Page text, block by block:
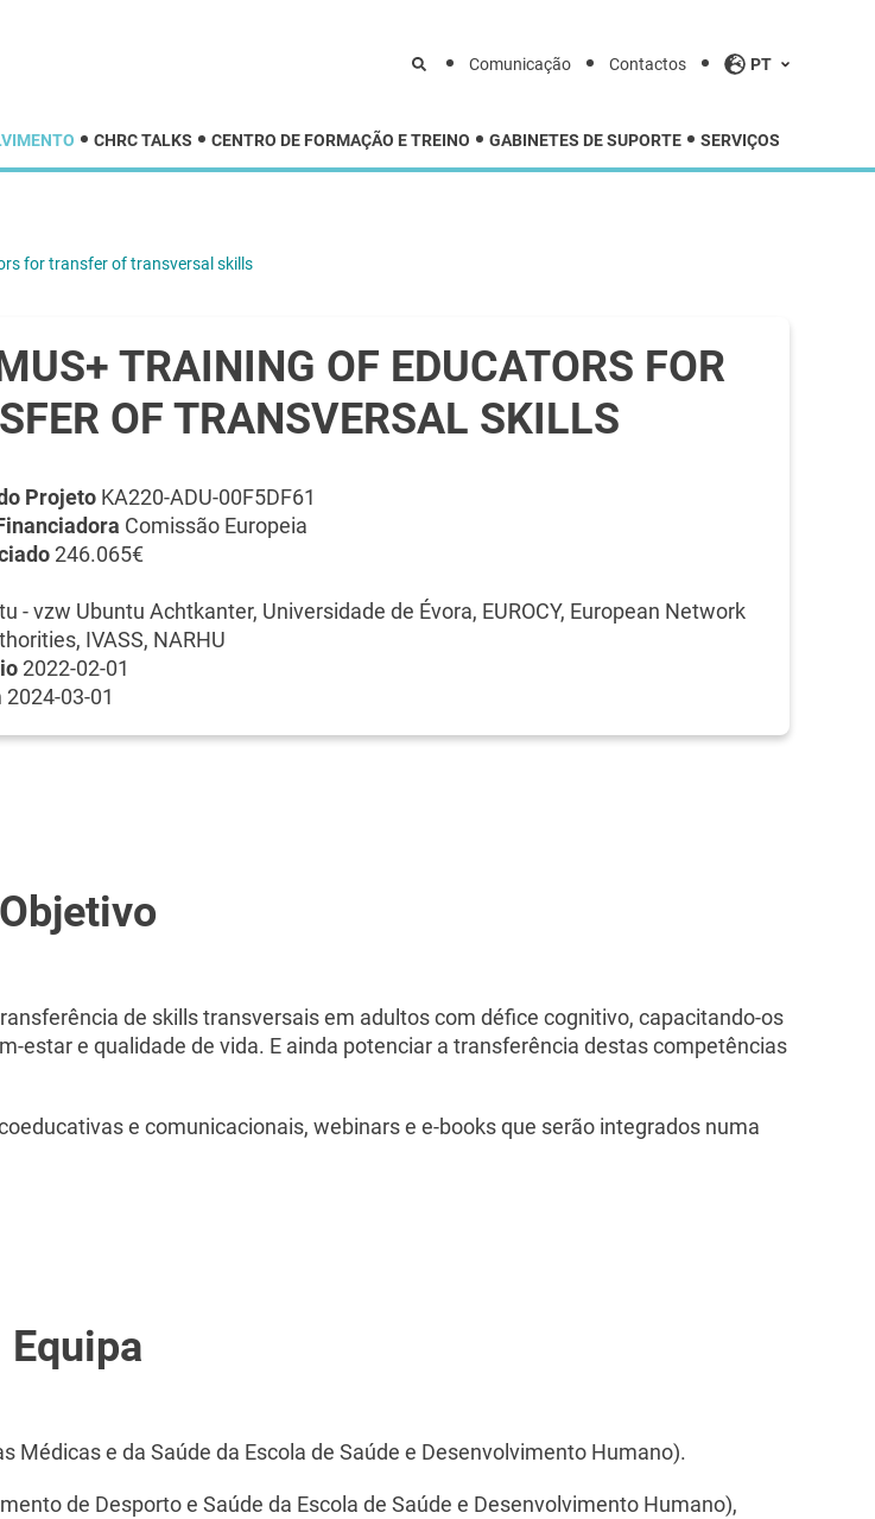
Comunicação Contactos PT
CHRC TALKS CENTRO DE FORMAÇÃO E TREINO GABINETES DE SUPORTE SERVIÇOS
for transfer of transversal skills
TRAINING OF EDUCATORS FOR
OF TRANSVERSAL SKILLS
Projeto KA220-ADU-00F5DF61
Comissão Europeia
246.065€
- vzw Ubuntu Achtkanter, Universidade de Évora, EUROCY, European Network
IVASS, NARHU
2022-02-01
2024-03-01
Objetivo
de skills transversais em adultos com défice cognitivo, capacitando-os
estar e qualidade de vida. E ainda potenciar a transferência destas competências
e comunicacionais, webinars e e-books que serão integrados numa
Equipa
Médicas e da Saúde da Escola de Saúde e Desenvolvimento Humano).
de Desporto e Saúde da Escola de Saúde e Desenvolvimento Humano),